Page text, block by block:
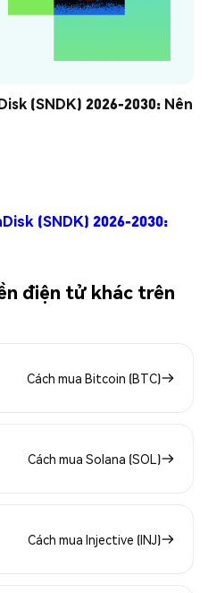
(SNDK) 2026-2030: Nên
(SNDK) 2026-2030:
điện tử khác trên
Cách mua Bitcoin (BTC)
Cách mua Solana (SOL)
Cách mua Injective (INJ)